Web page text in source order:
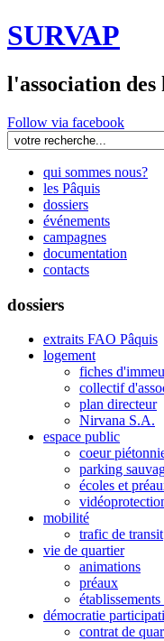
SURVAP
l'association des
Follow via facebook
qui sommes nous?
les Pâquis
dossiers
événements
campagnes
documentation
contacts
dossiers
extraits FAO Pâquis
logement
fiches
collectif
plan directeur
Nirvana S.A.
espace public
coeur
parking
écoles et
mobilité
trafic de transit
vie de quartier
animations
préaux
démocratie
contrat de